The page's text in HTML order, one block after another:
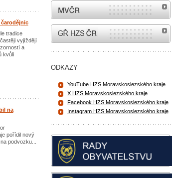
tradice
vyjíždějí
a
kvůli
na
pořídil nový
podvozku...
MVČR
internetové stránky Hasiči ČR
ODKAZY
YouTube HZS Moravskoslezského kraje
X HZS Moravskoslezského kraje
Facebook HZS Moravskoslezského kraje
Instagram HZS Moravskoslezského kraje